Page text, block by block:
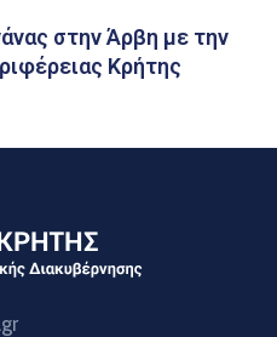
στην Άρβη με την
Κρήτης